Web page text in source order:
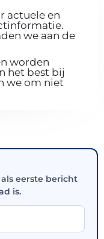
actuele en
we aan de
worden
het best bij
we om niet
eerste bericht
is.